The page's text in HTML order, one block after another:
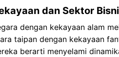
dan Sektor
dengan kekayaan alam
taipan dengan kekayaan
berarti menyelami